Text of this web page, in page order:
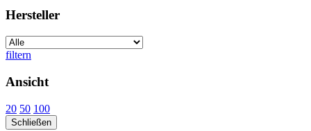
Hersteller
filtern
Ansicht
20 50 100
Schließen